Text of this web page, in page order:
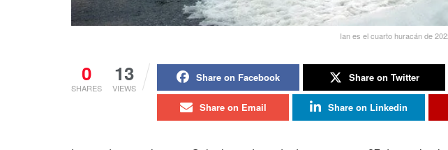
Ian es el cuarto huracán de
0
SHARES
13
VIEWS
Share on Facebook Share on Twitter
Share on Email Share on Linkedin